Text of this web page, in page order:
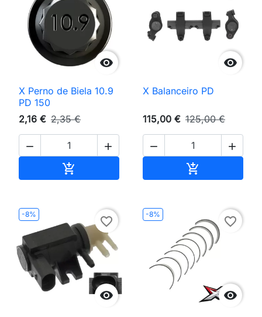

X Perno de Biela 10.9
PD 150
2,16 € 2,35 €
 


X Balanceiro PD
115,00 € 125,00 €
 

-8%

favorite_border
-8%

favorite_border